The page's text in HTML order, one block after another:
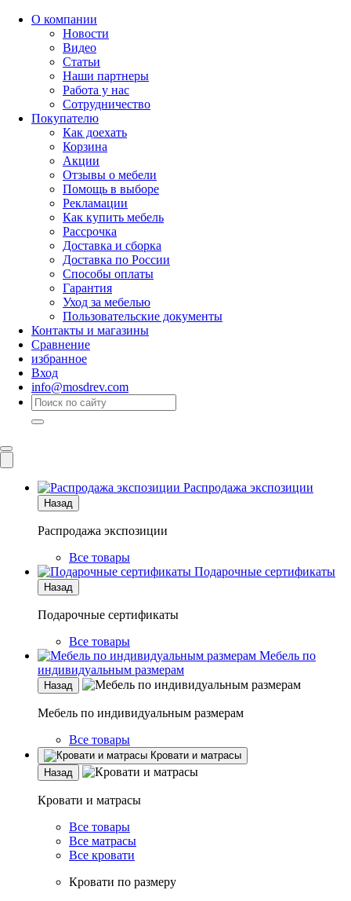
О компании
Новости
Видео
Статьи
Наши партнеры
Работа у нас
Сотрудничество
Покупателю
Как доехать
Корзина
Акции
Отзывы о мебели
Помощь в выборе
Рекламации
Как купить мебель
Рассрочка
Доставка и сборка
Доставка по России
Способы оплаты
Гарантия
Уход за мебелью
Пользовательские документы
Контакты и магазины
Сравнение
избранное
Вход
info@mosdrev.com
Распродажа экспозиции
Назад
Распродажа экспозиции
Все товары
Подарочные сертификаты
Назад
Подарочные сертификаты
Все товары
Мебель по
индивидуальным размерам
Назад
Мебель по индивидуальным размерам
Все товары
Кровати и матрасы
Назад
Кровати и матрасы
Все товары
Все матрасы
Все кровати
Кровати по размеру